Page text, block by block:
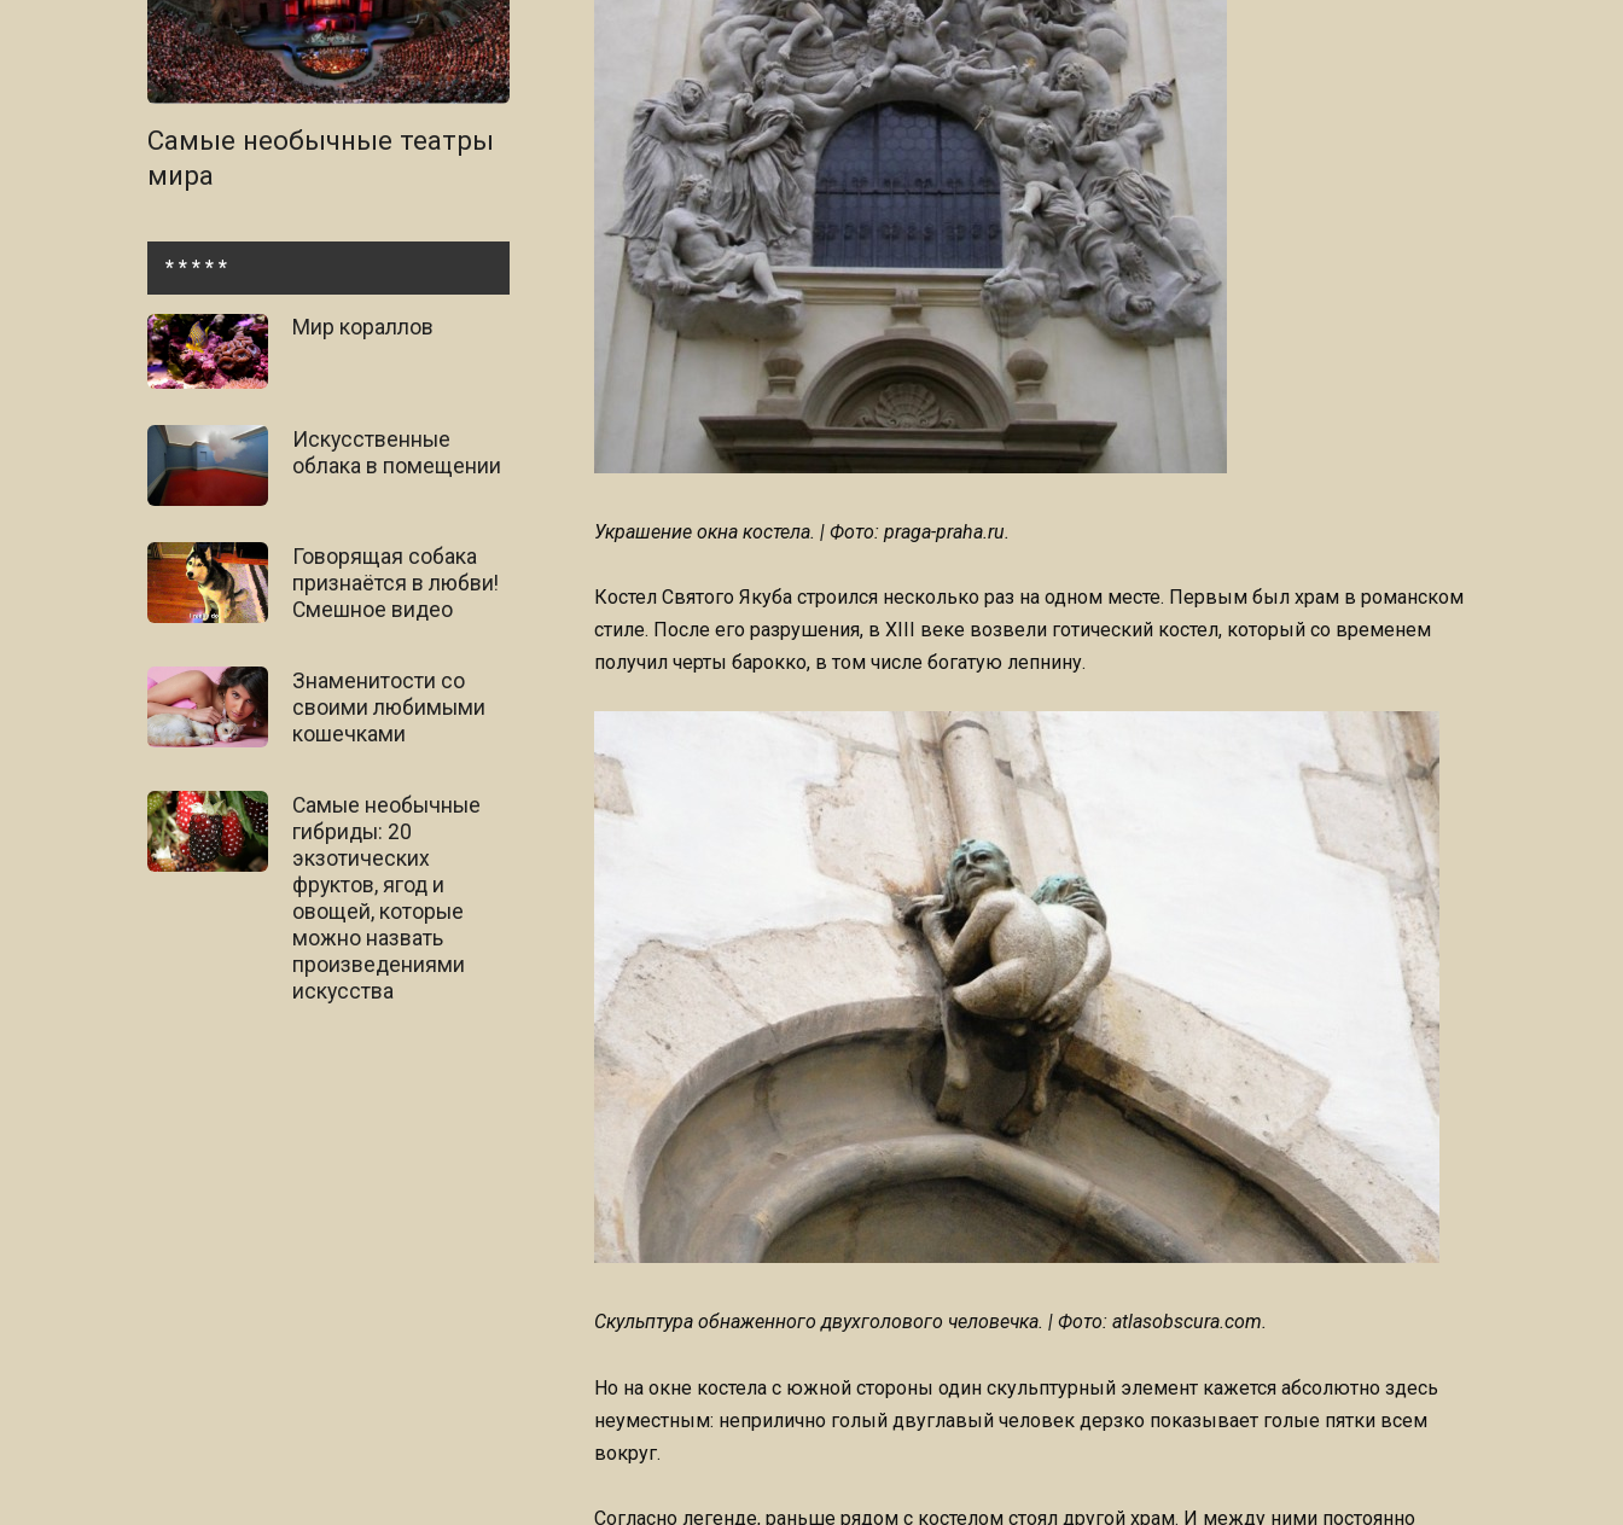
Украшение окна костела. | Фото: praga-praha.ru.
Костел Святого Якуба строился несколько раз на одном месте. Первым был храм в романском
стиле. После его разрушения, в XIII веке возвели готический костел, который со временем
получил черты барокко, в том числе богатую лепнину.
Скульптура обнаженного двухголового человечка. | Фото: atlasobscura.com.
Но на окне костела с южной стороны один скульптурный элемент кажется абсолютно здесь
неуместным: неприлично голый двуглавый человек дерзко показывает голые пятки всем
вокруг.
Согласно легенде, раньше рядом с костелом стоял другой храм. И между ними постоянно
Самые необычные театры
мира
* * * * *
Мир кораллов
Искусственные
облака в помещении
Говорящая собака
признаётся в любви!
Смешное видео
Знаменитости со
своими любимыми
кошечками
Самые необычные
гибриды: 20
экзотических
фруктов, ягод и
овощей, которые
можно назвать
произведениями
искусства